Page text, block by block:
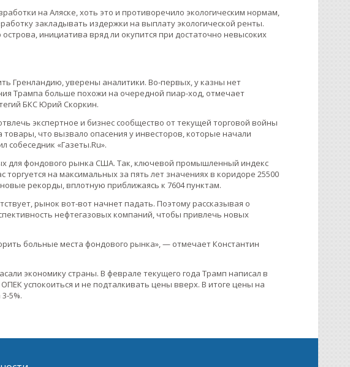
на Аляске, хоть это и противоречило экологическим нормам,
закладывать издержки на выплату экологической ренты.
инициатива вряд ли окупится при достаточно невысоких
Гренландию, уверены аналитики. Во-первых, у казны нет
Трампа больше похожи на очередной пиар-ход, отмечает
БКС Юрий Скоркин.
экспертное и бизнес сообщество от текущей торговой войны
что вызвало опасения у инвесторов, которые начали
собеседник «Газеты.Ru».
для фондового рынка США. Так, ключевой промышленный индекс
торгуется на максимальных за пять лет значениях в коридоре 25500
рекорды, вплотную приближаясь к 7604 пунктам.
рынок вот-вот начнет падать. Поэтому рассказывая о
нефтегазовых компаний, чтобы привлечь новых
больные места фондового рынка», — отмечает Константин
экономику страны. В феврале текущего года Трамп написал в
успокоиться и не подталкивать цены вверх. В итоге цены на
5%.